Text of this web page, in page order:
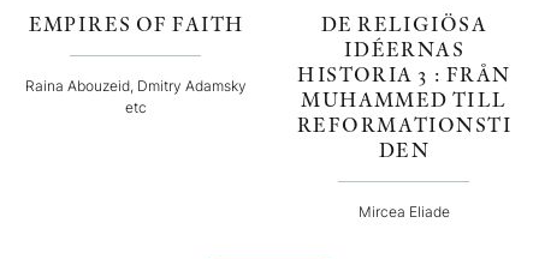
EMPIRES OF FAITH
Raina Abouzeid, Dmitry Adamsky
etc
DE RELIGIÖSA
IDÉERNAS
HISTORIA 3 : FRÅN
MUHAMMED TILL
REFORMATIONSTI
DEN
Mircea Eliade